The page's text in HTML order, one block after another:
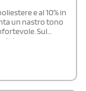
e al 10% in
un nastro tono
Sul
interna per
perfetta per
mano. Un capo